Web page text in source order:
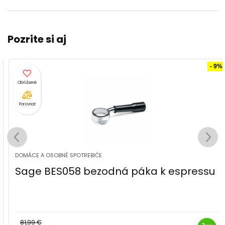
Pozrite si aj
Porovnať
- 9%
DOMÁCE A OSOBNÉ SPOTREBIČE
Sage BES058 bezodná páka k espressu
81,99€